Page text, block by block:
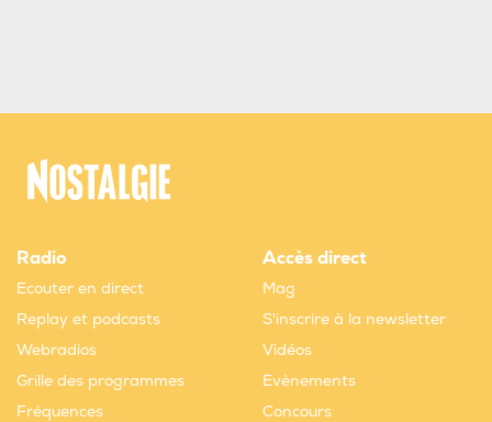
Radio
Ecouter en direct
Replay et podcasts
Webradios
Grille des programmes
Fréquences
Accès direct
Mag
S'inscrire à la newsletter
Vidéos
Evènements
Concours